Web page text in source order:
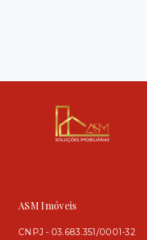
ASM Imóveis
CNPJ - 03.683.351/0001-32